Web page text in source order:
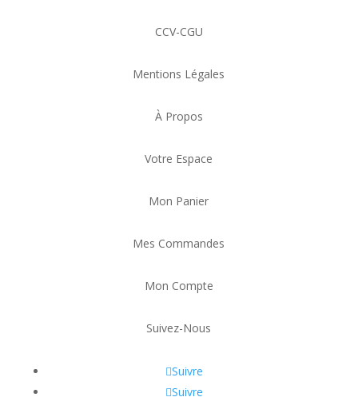
CCV-CGU
Mentions Légales
À Propos
Votre Espace
Mon Panier
Mes Commandes
Mon Compte
Suivez-Nous
Suivre
Suivre